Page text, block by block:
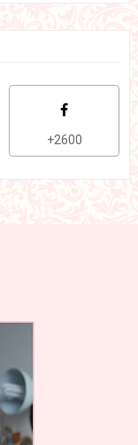
+2600